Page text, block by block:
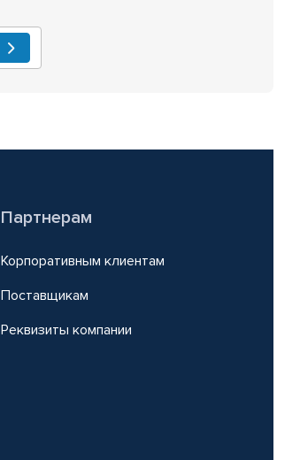
Партнерам
Корпоративным клиентам
Поставщикам
Реквизиты компании